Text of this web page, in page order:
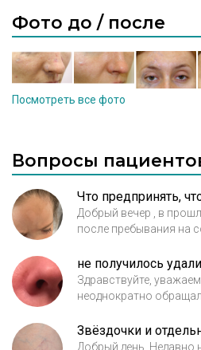
Фото до / после
Посмотреть все фото
Вопросы
Добрый вечер , в
после пребывания на
пятна исчезли . В этом году после шестидневного
пребывания на море
и стали немного
предпринять? С моей
пребывания на солнце в безопасные часы плюс
не получилось
Здравствуйте,
неоднократно
лазерного удаления,
очень высокие
Звёздочки и
Добрый день. Недавно